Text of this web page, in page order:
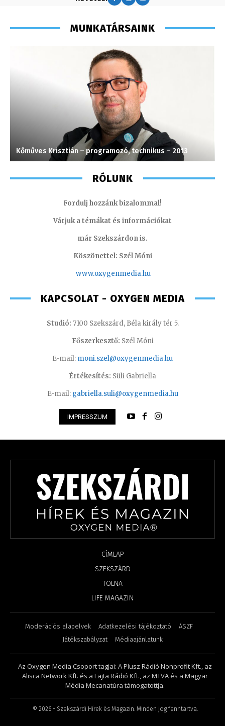
MUNKATÁRSAINK
Kőműves Krisztián – programozó, technikus – 2013
RÓLUNK
Fordulj hozzánk bizalommal!
Várjuk a témákat és információkat
már Szekszárdon is.
Köszönettel: Szél Móni
www.oxygenmedia.hu
KAPCSOLAT - OXYGEN MEDIA
Studió: 7100 Szekszárd, Béla király tér 5.
Főszerkesztő: Szél Móni
E-mail: moni.szel@oxygenmedia.hu
Értékesítés: Süli Gabriella
E-mail: gabriella.suli@oxygenmedia.hu
IMPRESSZUM
CÍMLAP
SZEKSZÁRD
TOLNA
LIFE MAGAZIN
Moderációs alapelvek Adatkezelési tájékoztató
ÁSZF
Játékszabályzat
Médiaajánlatunk
Az Oxygen Media Csoport tagjai: A Plusz Rádió Nonprofit Kft., az
Alisca Network Kft. és a Lajta Rádió Kft., az MTVA és a Magyar
Média Mecanatúra támogatottja.
© 2026- Szekszárdi Hírek és Magazin. Minden jog fenntartva.